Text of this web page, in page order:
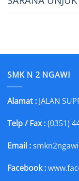
SMK N 2 NGAWI
Alamat : JALAN
Telp / Fax :(0351)
Email :
Facebook :